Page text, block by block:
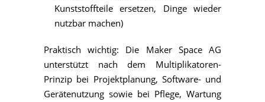
Kunststoffteile ersetzen, Dinge wieder
nutzbar machen)
Praktisch wichtig: Die Maker Space AG
unterstützt nach dem Multiplikatoren-
Prinzip bei Projektplanung, Software- und
Gerätenutzung sowie bei Pflege, Wartung